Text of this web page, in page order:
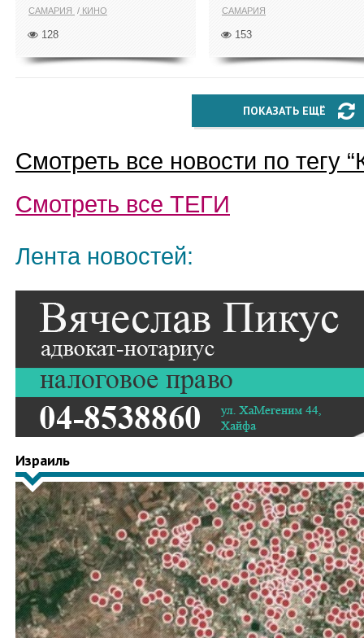
САМАРИЯ КИНО
128
САМАРИЯ
153
ПОКАЗАТЬ ЕЩЁ
Смотреть все новости по тегу “
Смотреть все ТЕГИ
Лента новостей:
Израиль